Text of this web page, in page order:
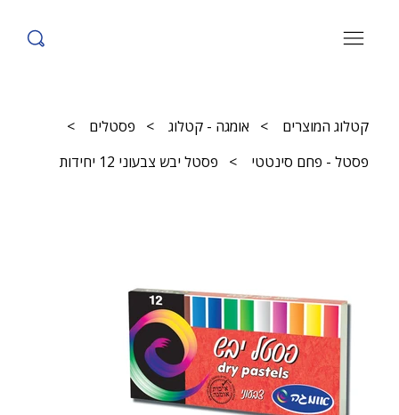
קטלוג המוצרים > אומגה - קטלוג > פסטלים
>
פסטל - פחם סינטטי
> פסטל יבש צבעוני 12 יחידות